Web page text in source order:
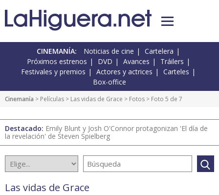
CINEMANÍA: Noticias de cine
Cartelera
Próximos estrenos
DVD Avances
Tráilers
Festivales y premios
Actores y actrices
Carteles
Box-office
Cinemanía > Películas > Las vidas de Grace > Fotos > Foto 5 de 7
Destacado: Emily Blunt y Josh O'Connor protagonizan 'El día de
la revelación' de Steven Spielberg
Las vidas de Grace